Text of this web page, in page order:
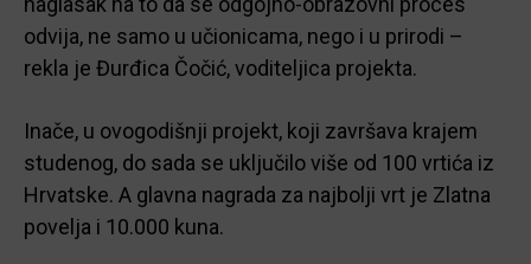
odvija, ne samo u učionicama, nego i u prirodi –
rekla je Đurđica Čočić, voditeljica projekta.
Inače, u ovogodišnji projekt, koji završava krajem
studenog, do sada se uključilo više od 100 vrtića iz
Hrvatske. A glavna nagrada za najbolji vrt je Zlatna
povelja i 10.000 kuna.